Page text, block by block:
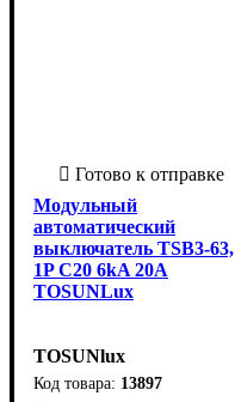
Модульный
автоматический
выключатель TSB3-63,
1P C20 6kA 20А
TOSUNLux
TOSUNlux
13897